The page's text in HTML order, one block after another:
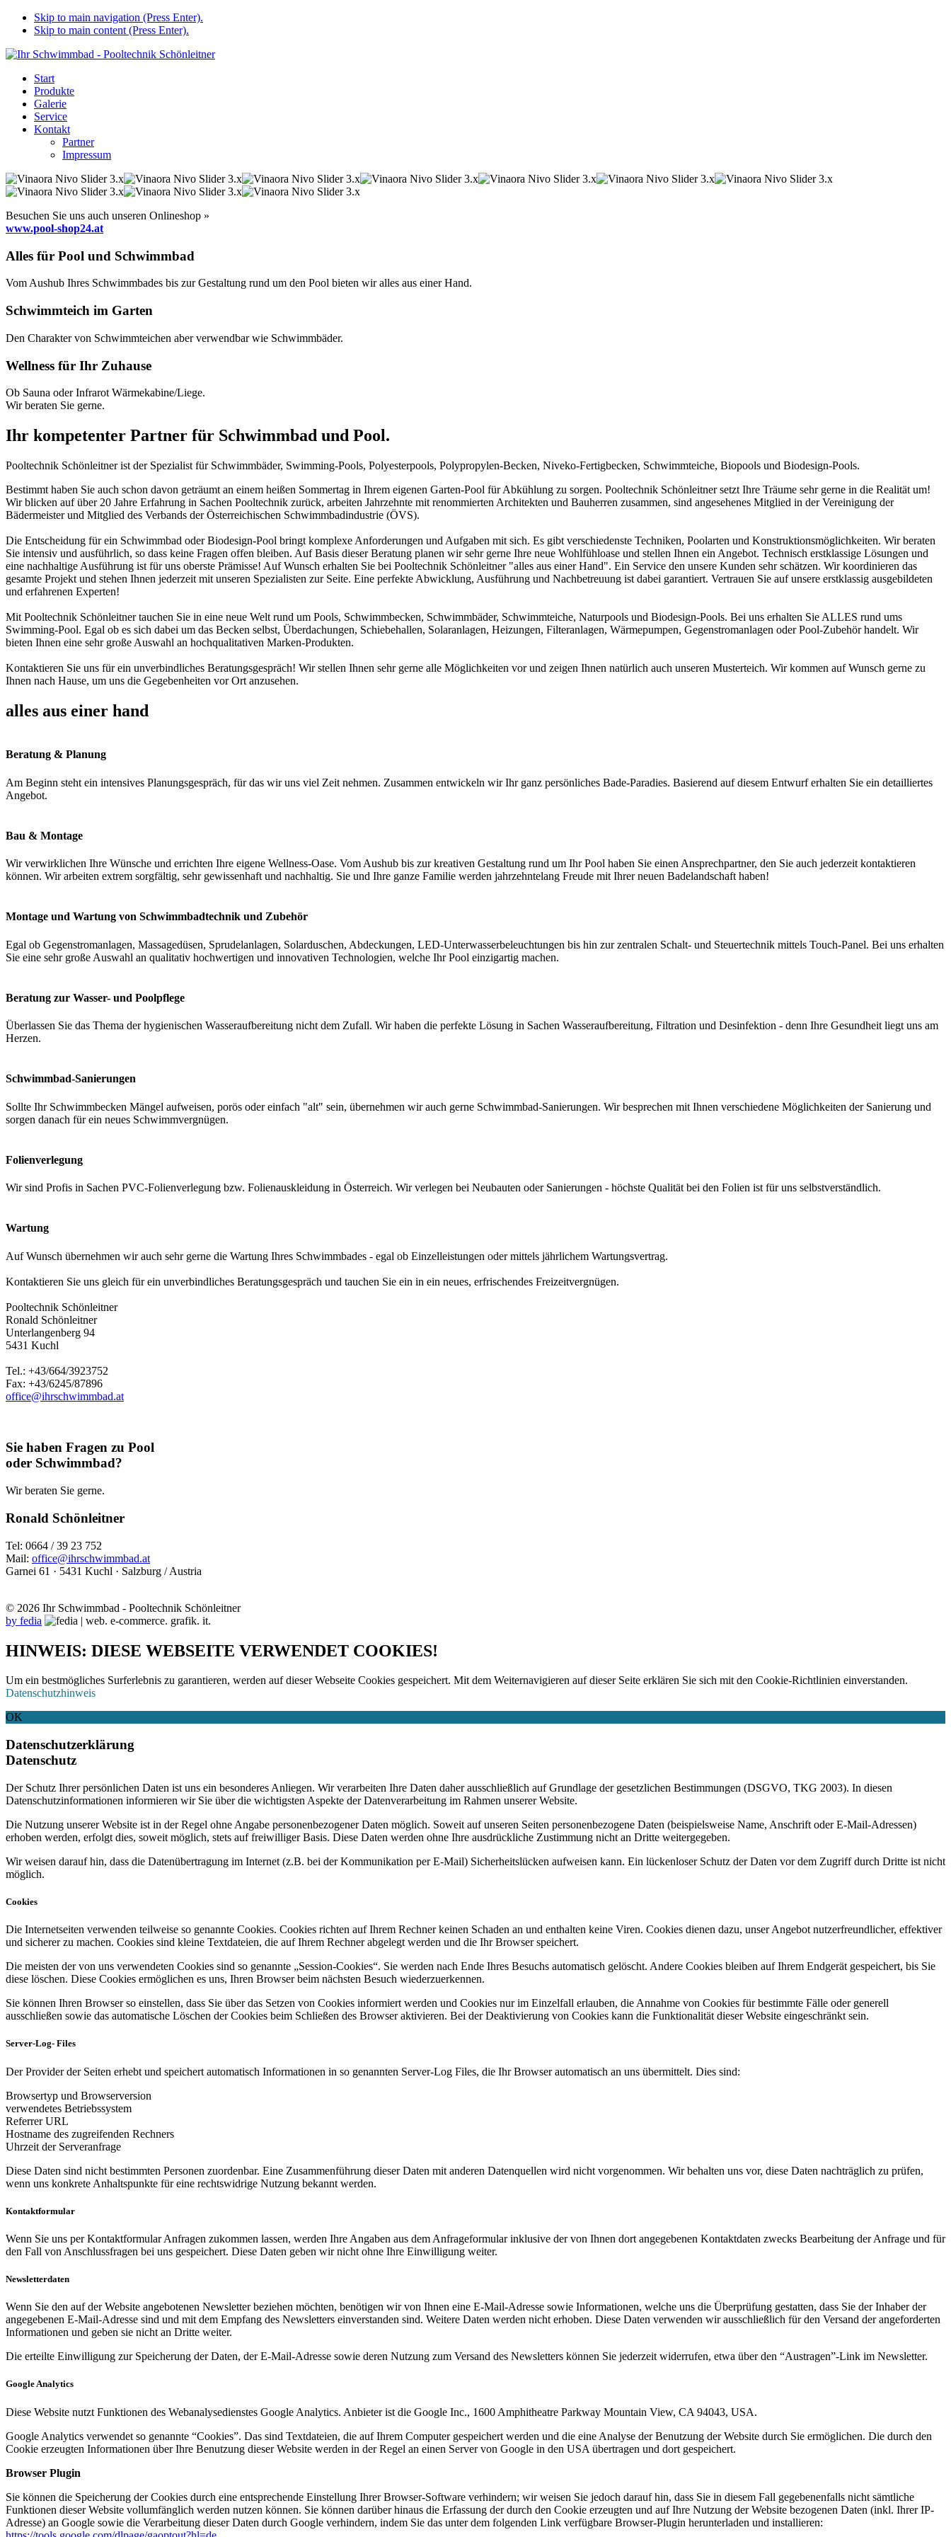
Skip to main navigation (Press Enter).
Skip to main content (Press Enter).
Start
Produkte
Galerie
Service
Kontakt
Partner
Impressum
Besuchen Sie uns auch unseren Onlineshop »
www.pool-shop24.at
Alles für Pool und Schwimmbad
Vom Aushub Ihres Schwimmbades bis zur Gestaltung rund um den Pool bieten wir alles aus einer Hand.
Schwimmteich im Garten
Den Charakter von Schwimmteichen aber verwendbar wie Schwimmbäder.
Wellness für Ihr Zuhause
Ob Sauna oder Infrarot Wärmekabine/Liege.
Wir beraten Sie gerne.
Ihr kompetenter Partner für Schwimmbad und Pool.
Pooltechnik Schönleitner ist der Spezialist für Schwimmbäder, Swimming-Pools, Polyesterpools, Polypropylen-Becken, Niveko-Fertigbecken, Schwimmteiche, Biopools und Biodesign-Pools.
Bestimmt haben Sie auch schon davon geträumt an einem heißen Sommertag in Ihrem eigenen Garten-Pool für Abkühlung zu sorgen. Pooltechnik Schönleitner setzt Ihre Träume sehr gerne in die Realität um!
Wir blicken auf über 20 Jahre Erfahrung in Sachen Pooltechnik zurück, arbeiten Jahrzehnte mit renommierten Architekten und Bauherren zusammen, sind angesehenes Mitglied in der Vereinigung der
Bädermeister und Mitglied des Verbands der Österreichischen Schwimmbadindustrie (ÖVS).
Die Entscheidung für ein Schwimmbad oder Biodesign-Pool bringt komplexe Anforderungen und Aufgaben mit sich. Es gibt verschiedenste Techniken, Poolarten und Konstruktionsmöglichkeiten. Wir beraten
Sie intensiv und ausführlich, so dass keine Fragen offen bleiben. Auf Basis dieser Beratung planen wir sehr gerne Ihre neue Wohlfühloase und stellen Ihnen ein Angebot. Technisch erstklassige Lösungen und
eine nachhaltige Ausführung ist für uns oberste Prämisse! Auf Wunsch erhalten Sie bei Pooltechnik Schönleitner "alles aus einer Hand". Ein Service den unsere Kunden sehr schätzen. Wir koordinieren das
gesamte Projekt und stehen Ihnen jederzeit mit unseren Spezialisten zur Seite. Eine perfekte Abwicklung, Ausführung und Nachbetreuung ist dabei garantiert. Vertrauen Sie auf unsere erstklassig ausgebildeten
und erfahrenen Experten!
Mit Pooltechnik Schönleitner tauchen Sie in eine neue Welt rund um Pools, Schwimmbecken, Schwimmbäder, Schwimmteiche, Naturpools und Biodesign-Pools. Bei uns erhalten Sie ALLES rund ums
Swimming-Pool. Egal ob es sich dabei um das Becken selbst, Überdachungen, Schiebehallen, Solaranlagen, Heizungen, Filteranlagen, Wärmepumpen, Gegenstromanlagen oder Pool-Zubehör handelt. Wir
bieten Ihnen eine sehr große Auswahl an hochqualitativen Marken-Produkten.
Kontaktieren Sie uns für ein unverbindliches Beratungsgespräch! Wir stellen Ihnen sehr gerne alle Möglichkeiten vor und zeigen Ihnen natürlich auch unseren Musterteich. Wir kommen auf Wunsch gerne zu
Ihnen nach Hause, um uns die Gegebenheiten vor Ort anzusehen.
alles aus einer hand
Beratung & Planung
Am Beginn steht ein intensives Planungsgespräch, für das wir uns viel Zeit nehmen. Zusammen entwickeln wir Ihr ganz persönliches Bade-Paradies. Basierend auf diesem Entwurf erhalten Sie ein detailliertes
Angebot.
Bau & Montage
Wir verwirklichen Ihre Wünsche und errichten Ihre eigene Wellness-Oase. Vom Aushub bis zur kreativen Gestaltung rund um Ihr Pool haben Sie einen Ansprechpartner, den Sie auch jederzeit kontaktieren
können. Wir arbeiten extrem sorgfältig, sehr gewissenhaft und nachhaltig. Sie und Ihre ganze Familie werden jahrzehntelang Freude mit Ihrer neuen Badelandschaft haben!
Montage und Wartung von Schwimmbadtechnik und Zubehör
Egal ob Gegenstromanlagen, Massagedüsen, Sprudelanlagen, Solarduschen, Abdeckungen, LED-Unterwasserbeleuchtungen bis hin zur zentralen Schalt- und Steuertechnik mittels Touch-Panel. Bei uns erhalten
Sie eine sehr große Auswahl an qualitativ hochwertigen und innovativen Technologien, welche Ihr Pool einzigartig machen.
Beratung zur Wasser- und Poolpflege
Überlassen Sie das Thema der hygienischen Wasseraufbereitung nicht dem Zufall. Wir haben die perfekte Lösung in Sachen Wasseraufbereitung, Filtration und Desinfektion - denn Ihre Gesundheit liegt uns am
Herzen.
Schwimmbad-Sanierungen
Sollte Ihr Schwimmbecken Mängel aufweisen, porös oder einfach "alt" sein, übernehmen wir auch gerne Schwimmbad-Sanierungen. Wir besprechen mit Ihnen verschiedene Möglichkeiten der Sanierung und
sorgen danach für ein neues Schwimmvergnügen.
Folienverlegung
Wir sind Profis in Sachen PVC-Folienverlegung bzw. Folienauskleidung in Österreich. Wir verlegen bei Neubauten oder Sanierungen - höchste Qualität bei den Folien ist für uns selbstverständlich.
Wartung
Auf Wunsch übernehmen wir auch sehr gerne die Wartung Ihres Schwimmbades - egal ob Einzelleistungen oder mittels jährlichem Wartungsvertrag.
Kontaktieren Sie uns gleich für ein unverbindliches Beratungsgespräch und tauchen Sie ein in ein neues, erfrischendes Freizeitvergnügen.
Pooltechnik Schönleitner
Ronald Schönleitner
Unterlangenberg 94
5431 Kuchl
Tel.: +43/664/3923752
Fax: +43/6245/87896
office@ihrschwimmbad.at
Sie haben Fragen zu Pool
oder Schwimmbad?
Wir beraten Sie gerne.
Ronald Schönleitner
Tel: 0664 / 39 23 752
Mail: office@ihrschwimmbad.at
Garnei 61 · 5431 Kuchl · Salzburg / Austria
© 2026 Ihr Schwimmbad - Pooltechnik Schönleitner
by fedia
HINWEIS: DIESE WEBSEITE VERWENDET COOKIES!
Um ein bestmögliches Surferlebnis zu garantieren, werden auf dieser Webseite Cookies gespeichert. Mit dem Weiternavigieren auf dieser Seite erklären Sie sich mit den Cookie-Richtlinien einverstanden.
Datenschutzhinweis
OK
Datenschutzerklärung
Datenschutz
Der Schutz Ihrer persönlichen Daten ist uns ein besonderes Anliegen. Wir verarbeiten Ihre Daten daher ausschließlich auf Grundlage der gesetzlichen Bestimmungen (DSGVO, TKG 2003). In diesen
Datenschutzinformationen informieren wir Sie über die wichtigsten Aspekte der Datenverarbeitung im Rahmen unserer Website.
Die Nutzung unserer Website ist in der Regel ohne Angabe personenbezogener Daten möglich. Soweit auf unseren Seiten personenbezogene Daten (beispielsweise Name, Anschrift oder E-Mail-Adressen)
erhoben werden, erfolgt dies, soweit möglich, stets auf freiwilliger Basis. Diese Daten werden ohne Ihre ausdrückliche Zustimmung nicht an Dritte weitergegeben.
Wir weisen darauf hin, dass die Datenübertragung im Internet (z.B. bei der Kommunikation per E-Mail) Sicherheitslücken aufweisen kann. Ein lückenloser Schutz der Daten vor dem Zugriff durch Dritte ist nicht
möglich.
Cookies
Die Internetseiten verwenden teilweise so genannte Cookies. Cookies richten auf Ihrem Rechner keinen Schaden an und enthalten keine Viren. Cookies dienen dazu, unser Angebot nutzerfreundlicher, effektiver
und sicherer zu machen. Cookies sind kleine Textdateien, die auf Ihrem Rechner abgelegt werden und die Ihr Browser speichert.
Die meisten der von uns verwendeten Cookies sind so genannte „Session-Cookies“. Sie werden nach Ende Ihres Besuchs automatisch gelöscht. Andere Cookies bleiben auf Ihrem Endgerät gespeichert, bis Sie
diese löschen. Diese Cookies ermöglichen es uns, Ihren Browser beim nächsten Besuch wiederzuerkennen.
Sie können Ihren Browser so einstellen, dass Sie über das Setzen von Cookies informiert werden und Cookies nur im Einzelfall erlauben, die Annahme von Cookies für bestimmte Fälle oder generell
ausschließen sowie das automatische Löschen der Cookies beim Schließen des Browser aktivieren. Bei der Deaktivierung von Cookies kann die Funktionalität dieser Website eingeschränkt sein.
Server-Log- Files
Der Provider der Seiten erhebt und speichert automatisch Informationen in so genannten Server-Log Files, die Ihr Browser automatisch an uns übermittelt. Dies sind:
Browsertyp und Browserversion
verwendetes Betriebssystem
Referrer URL
Hostname des zugreifenden Rechners
Uhrzeit der Serveranfrage
Diese Daten sind nicht bestimmten Personen zuordenbar. Eine Zusammenführung dieser Daten mit anderen Datenquellen wird nicht vorgenommen. Wir behalten uns vor, diese Daten nachträglich zu prüfen,
wenn uns konkrete Anhaltspunkte für eine rechtswidrige Nutzung bekannt werden.
Kontaktformular
Wenn Sie uns per Kontaktformular Anfragen zukommen lassen, werden Ihre Angaben aus dem Anfrageformular inklusive der von Ihnen dort angegebenen Kontaktdaten zwecks Bearbeitung der Anfrage und für
den Fall von Anschlussfragen bei uns gespeichert. Diese Daten geben wir nicht ohne Ihre Einwilligung weiter.
Newsletterdaten
Wenn Sie den auf der Website angebotenen Newsletter beziehen möchten, benötigen wir von Ihnen eine E-Mail-Adresse sowie Informationen, welche uns die Überprüfung gestatten, dass Sie der Inhaber der
angegebenen E-Mail-Adresse sind und mit dem Empfang des Newsletters einverstanden sind. Weitere Daten werden nicht erhoben. Diese Daten verwenden wir ausschließlich für den Versand der angeforderten
Informationen und geben sie nicht an Dritte weiter.
Die erteilte Einwilligung zur Speicherung der Daten, der E-Mail-Adresse sowie deren Nutzung zum Versand des Newsletters können Sie jederzeit widerrufen, etwa über den “Austragen”-Link im Newsletter.
Google Analytics
Diese Website nutzt Funktionen des Webanalysedienstes Google Analytics. Anbieter ist die Google Inc., 1600 Amphitheatre Parkway Mountain View, CA 94043, USA.
Google Analytics verwendet so genannte “Cookies”. Das sind Textdateien, die auf Ihrem Computer gespeichert werden und die eine Analyse der Benutzung der Website durch Sie ermöglichen. Die durch den
Cookie erzeugten Informationen über Ihre Benutzung dieser Website werden in der Regel an einen Server von Google in den USA übertragen und dort gespeichert.
Browser Plugin
Sie können die Speicherung der Cookies durch eine entsprechende Einstellung Ihrer Browser-Software verhindern; wir weisen Sie jedoch darauf hin, dass Sie in diesem Fall gegebenenfalls nicht sämtliche
Funktionen dieser Website vollumfänglich werden nutzen können. Sie können darüber hinaus die Erfassung der durch den Cookie erzeugten und auf Ihre Nutzung der Website bezogenen Daten (inkl. Ihrer IP-
Adresse) an Google sowie die Verarbeitung dieser Daten durch Google verhindern, indem Sie das unter dem folgenden Link verfügbare Browser-Plugin herunterladen und installieren: